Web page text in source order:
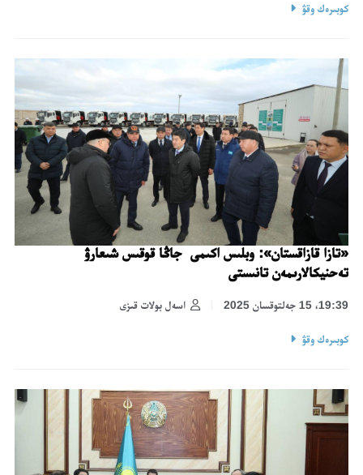
كوبىرەك وقۋ
«تازا قازاقستان»: وبلىس اكىمى جاڭا قوقىس شىعارۋ
تەحنيكالارىمەن تانىستى
اسەل بولات قىزى 19:39، 15 جەلتوقسان 2025
كوبىرەك وقۋ